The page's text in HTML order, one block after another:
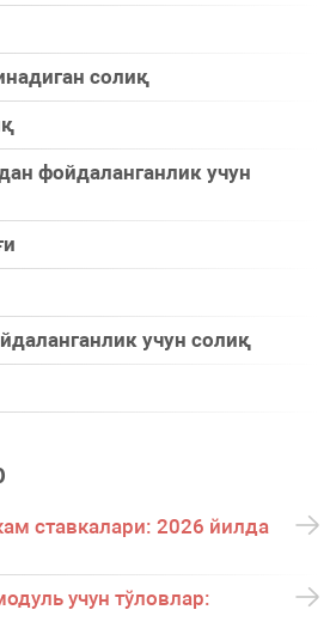
солиқ
фойдаланганлик учун
учун солиқ
ставкалари: 2026 йилда
учун тўловлар: